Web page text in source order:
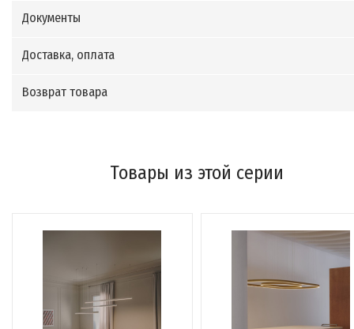
Документы
Доставка, оплата
Возврат товара
Товары из этой серии